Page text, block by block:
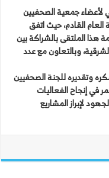
لأعضاء جمعية الصحفيين
العام القادم، حيث اتفق
هذا الملتقى بالشراكة بين
وبالتعاون مع عدد
وتقديره للجنة الصحفيين
في إنجاح الفعاليات
لإبراز المشاريع